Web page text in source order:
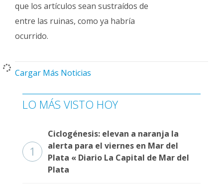
que los artículos sean sustraídos de
entre las ruinas, como ya habría
ocurrido.
Cargar Más Noticias
LO MÁS VISTO HOY
1
Ciclogénesis: elevan a naranja la
alerta para el viernes en Mar del
Plata « Diario La Capital de Mar del
Plata